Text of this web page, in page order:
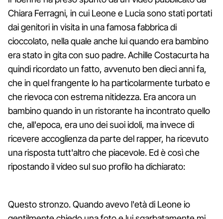
Chiara Ferragni, in cui Leone e Lucia sono stati portati
dai genitori in visita in una famosa fabbrica di
cioccolato, nella quale anche lui quando era bambino
era stato in gita con suo padre. Achille Costacurta ha
quindi ricordato un fatto, avvenuto ben dieci anni fa,
che in quel frangente lo ha particolarmente turbato e
che rievoca con estrema nitidezza. Era ancora un
bambino quando in un ristorante ha incontrato quello
che, all'epoca, era uno dei suoi idoli, ma invece di
ricevere accoglienza da parte del rapper, ha ricevuto
una risposta tutt'altro che piacevole. Ed è così che
ripostando il video sul suo profilo ha dichiarato:
Questo stronzo. Quando avevo l'età di Leone io